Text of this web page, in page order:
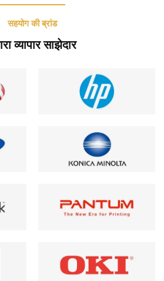
सहयोग की ब्रांड
व्यापार साझेदार